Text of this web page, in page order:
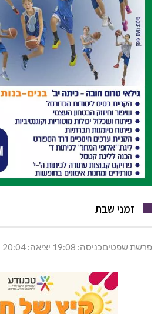
זמני שבת
פרשת שפטיםכניסה: 19:08 יציאה: 20:04